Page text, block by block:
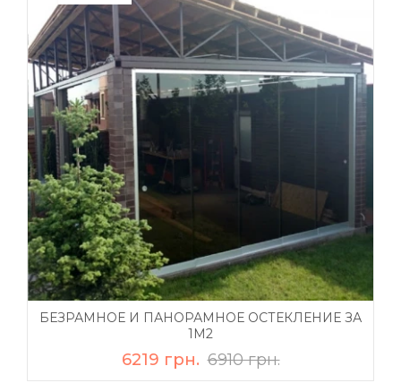
БЕЗРАМНОЕ И ПАНОРАМНОЕ ОСТЕКЛЕНИЕ ЗА
1М2
6219 грн. 6910 грн.